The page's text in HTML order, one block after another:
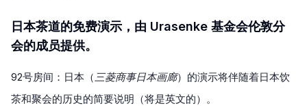
日本茶道的免费演示，由 Urasenke 基金会伦敦分
会的成员提供。
92号房间：日本（三菱商事日本画廊）的演示将伴随着日本饮
茶和聚会的历史的简要说明（将是英文的）。